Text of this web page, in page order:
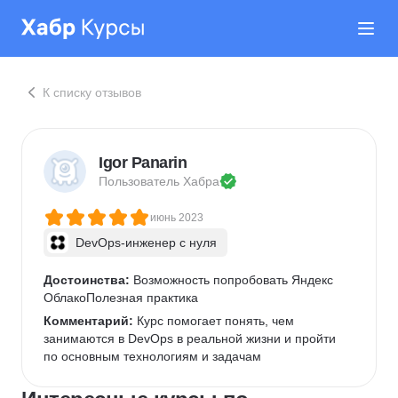
К списку отзывов
Igor Panarin
Пользователь Хабра
июнь 2023
DevOps-инженер с нуля
Достоинства: Возможность попробовать Яндекс
ОблакоПолезная практика
Комментарий: Курс помогает понять, чем
занимаются в DevOps в реальной жизни и пройти
по основным технологиям и задачам